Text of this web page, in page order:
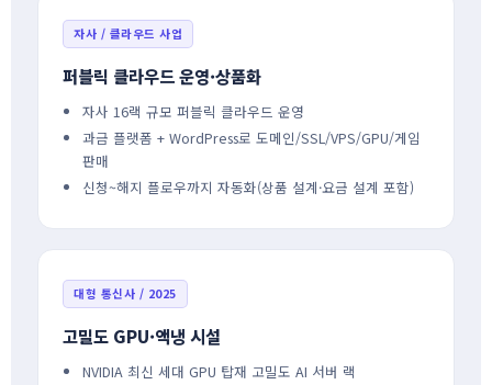
자사 / 클라우드 사업
퍼블릭 클라우드 운영·상품화
자사 16랙 규모 퍼블릭 클라우드 운영
과금 플랫폼 + WordPress로 도메인/SSL/VPS/GPU/게임
판매
신청~해지 플로우까지 자동화(상품 설계·요금 설계 포함)
대형 통신사 / 2025
고밀도 GPU·액냉 시설
NVIDIA 최신 세대 GPU 탑재 고밀도 AI 서버 랙